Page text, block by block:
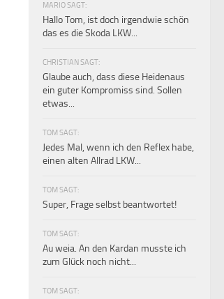
MARIO SAGT:
Hallo Tom, ist doch irgendwie schön
das es die Skoda LKW...
CHRISTIAN SAGT:
Glaube auch, dass diese Heidenaus
ein guter Kompromiss sind. Sollen
etwas...
TOM SAGT:
Jedes Mal, wenn ich den Reflex habe,
einen alten Allrad LKW...
TOM SAGT:
Super, Frage selbst beantwortet!
TOM SAGT:
Au weia. An den Kardan musste ich
zum Glück noch nicht...
TOM SAGT: